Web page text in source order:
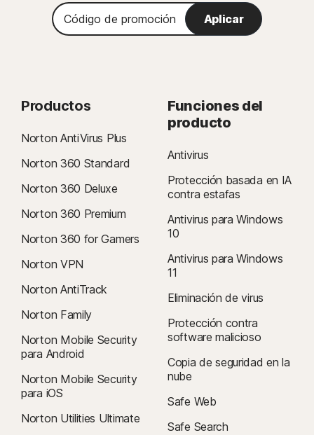
Código
de
promoción
Aplicar
Productos
Norton AntiVirus Plus
Norton 360 Standard
Norton 360 Deluxe
Norton 360 Premium
Norton 360 for Gamers
Norton VPN
Norton AntiTrack
Norton Family
Norton Mobile Security
para Android
Norton Mobile Security
para iOS
Norton Utilities Ultimate
Funciones del
producto
Antivirus
Protección basada en IA
contra estafas
Antivirus para Windows
10
Antivirus para Windows
11
Eliminación de virus
Protección contra
software malicioso
Copia de seguridad en la
nube
Safe Web
Safe Search